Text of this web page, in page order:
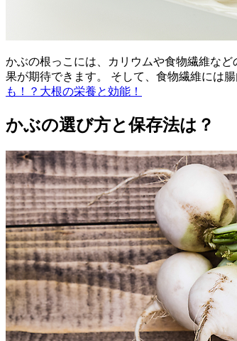
かぶの根っこには、カリウムや食物繊維な
果が期待できます。 そして、食物繊維には
も！？大根の栄養と効能！
かぶの選び方と保存法は？